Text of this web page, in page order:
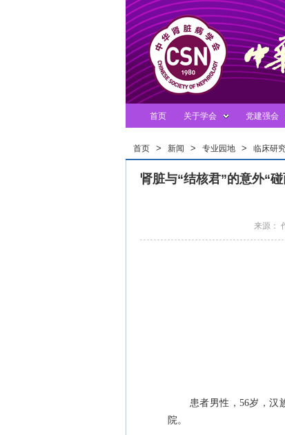
首页 关于学会 党建强会
首页 > 新闻 > 专业园地 > 临床研
肾脏与“结核君”的意外“
来源：
患者男性， 56岁，汉
院。